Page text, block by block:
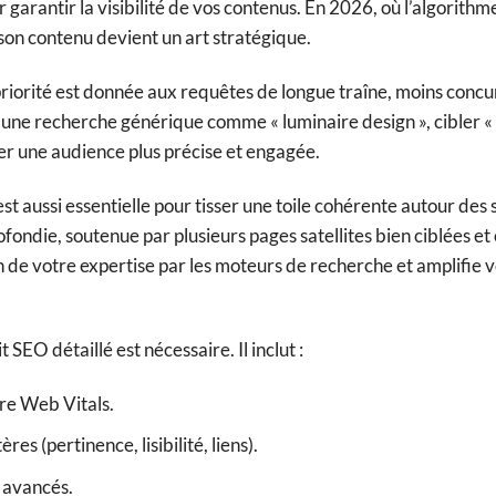
garantir la visibilité de vos contenus. En 2026, où
contenu devient un art stratégique.
est donnée aux requêtes de longue traîne, moins
recherche générique comme « luminaire design », cibler
audience plus précise et engagée.
aussi essentielle pour tisser une toile cohérente autour des
soutenue par plusieurs pages satellites bien ciblées et
votre expertise par les moteurs de recherche et amplifie
détaillé est nécessaire. Il inclut :
Web Vitals.
(pertinence, lisibilité, liens).